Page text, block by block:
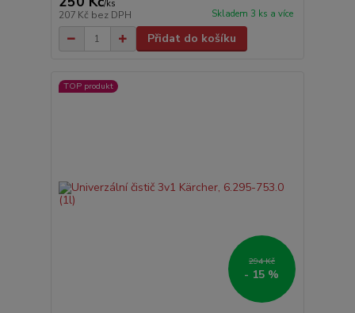
/ks
207 Kč bez DPH Skladem 3 ks a více
Přidat do košíku
TOP produkt
294 Kč
- 15 %